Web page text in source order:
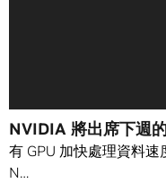
NVIDIA 將出席下週
有 GPU 加快處理資料速
N…